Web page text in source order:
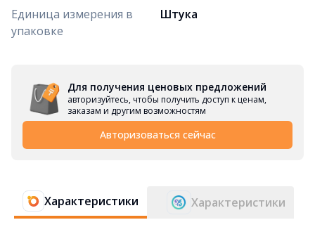
Единица измерения в
упаковке
Штука
Для получения ценовых предложений
авторизуйтесь, чтобы получить доступ к ценам,
заказам и другим возможностям
Авторизоваться сейчас
Характеристики Характеристики